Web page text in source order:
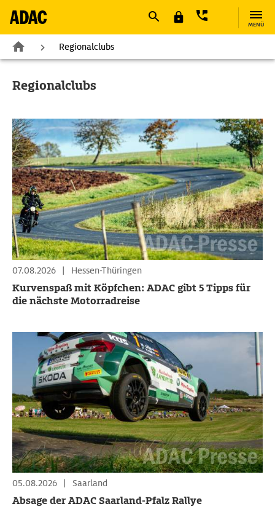
MENÜ
Regionalclubs
Regionalclubs
07.08.2026 | Hessen-Thüringen
Kurvenspaß mit Köpfchen: ADAC gibt 5 Tipps für
die nächste Motorradreise
05.08.2026 | Saarland
Absage der ADAC Saarland-Pfalz Rallye